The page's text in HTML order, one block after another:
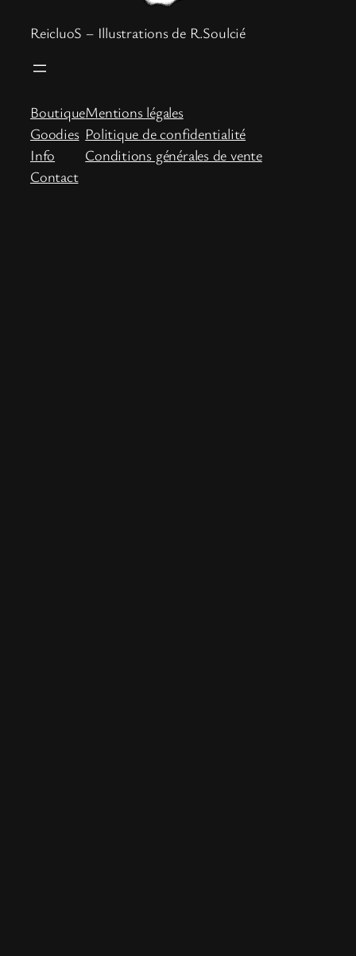
ReicluoS – Illustrations de R.Soulcié
Boutique
Goodies
Info
Contact
Mentions légales
Politique de confidentialité
Conditions générales de vente